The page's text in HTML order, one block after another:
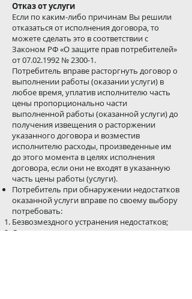
Отказ от услуги
Если по каким-либо причинам Вы решили
отказаться от исполнения договора, то
можете сделать это в соответствии с
Законом РФ «О защите прав потребителей»
от07.02.1992 № 2300-1.
Потребитель вправе расторгнуть договор о
выполнении работы (оказании услуги) в
любое время, уплатив исполнителю часть
цены пропорционально части
выполненной работы (оказанной услуги) до
получения извещения о расторжении
указанного договора и возместив
исполнителю расходы, произведенные им
до этого момента в целях исполнения
договора, если они не входят в указанную
часть цены работы (услуги).
Потребитель при обнаружении недостатков
оказанной услуги вправе по своему выбору
потребовать:
Безвозмездного устранения недостатков;
Соответствующего уменьшения цены;